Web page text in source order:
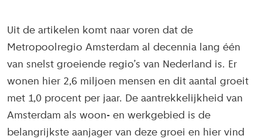
Uit de artikelen komt naar voren dat de
Metropoolregio Amsterdam al decennia lang één
van snelst groeiende regio’s van Nederland is. Er
wonen hier 2,6 miljoen mensen en dit aantal groeit
met 1,0 procent per jaar. De aantrekkelijkheid van
Amsterdam als woon- en werkgebied is de
belangrijkste aanjager van deze groei en hier vind